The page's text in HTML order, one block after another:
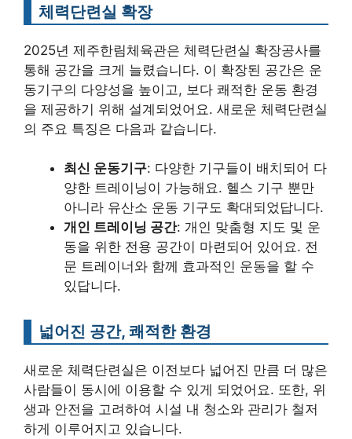
체력단련실 확장
2025년 제주한림체육관은 체력단련실 확장공사를
통해 공간을 크게 늘렸습니다. 이 확장된 공간은 운
동기구의 다양성을 높이고, 보다 쾌적한 운동 환경
을 제공하기 위해 설계되었어요. 새로운 체력단련실
의 주요 특징은 다음과 같습니다.
최신 운동기구: 다양한 기구들이 배치되어 다
양한 트레이닝이 가능해요. 헬스 기구 뿐만
아니라 유산소 운동 기구도 확대되었답니다.
개인 트레이닝 공간: 개인 맞춤형 지도 및 운
동을 위한 전용 공간이 마련되어 있어요. 전
문 트레이너와 함께 효과적인 운동을 할 수
있답니다.
넓어진 공간, 쾌적한 환경
새로운 체력단련실은 이전보다 넓어진 만큼 더 많은
사람들이 동시에 이용할 수 있게 되었어요. 또한, 위
생과 안전을 고려하여 시설 내 청소와 관리가 철저
하게 이루어지고 있습니다.